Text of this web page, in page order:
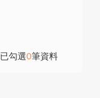
已勾選0筆資料